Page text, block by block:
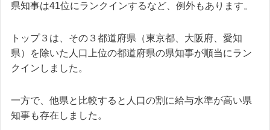
県知事は41位にランクインするなど、例外もあります。
トップ３は、その３都道府県（東京都、大阪府、愛知
県）を除いた人口上位の都道府県の県知事が順当にラン
クインしました。
一方で、他県と比較すると人口の割に給与水準が高い県
知事も存在しました。